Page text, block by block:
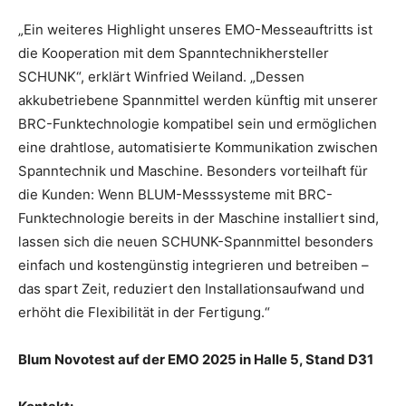
„Ein weiteres Highlight unseres EMO-Messeauftritts ist
die Kooperation mit dem Spanntechnikhersteller
SCHUNK“, erklärt Winfried Weiland. „Dessen
akkubetriebene Spannmittel werden künftig mit unserer
BRC-Funktechnologie kompatibel sein und ermöglichen
eine drahtlose, automatisierte Kommunikation zwischen
Spanntechnik und Maschine. Besonders vorteilhaft für
die Kunden: Wenn BLUM-Messsysteme mit BRC-
Funktechnologie bereits in der Maschine installiert sind,
lassen sich die neuen SCHUNK-Spannmittel besonders
einfach und kostengünstig integrieren und betreiben –
das spart Zeit, reduziert den Installationsaufwand und
erhöht die Flexibilität in der Fertigung.“
Blum Novotest auf der EMO 2025 in Halle 5, Stand D31